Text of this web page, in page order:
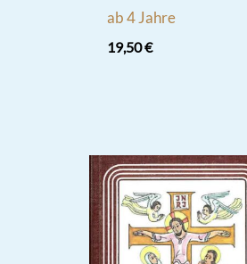
ab 4 Jahre
19,50€